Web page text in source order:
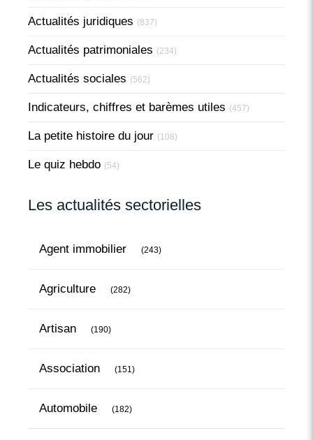
Actualités juridiques (837)
Actualités patrimoniales (234)
Actualités sociales (562)
Indicateurs, chiffres et barèmes utiles (457)
La petite histoire du jour (108)
Le quiz hebdo (54)
Les actualités sectorielles
Agent immobilier (243)
Agriculture (282)
Artisan (190)
Association (151)
Automobile (182)